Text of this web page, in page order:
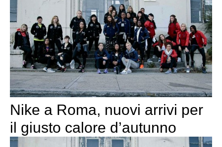
Nike a Roma, nuovi arrivi per
il giusto calore d’autunno